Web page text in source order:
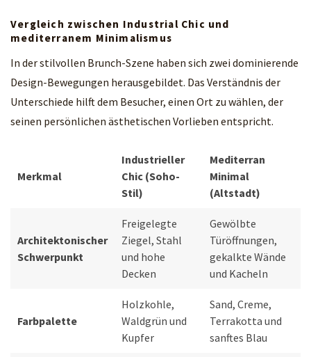
Vergleich zwischen Industrial Chic und
mediterranem Minimalismus
In der stilvollen Brunch-Szene haben sich zwei dominierende
Design-Bewegungen herausgebildet. Das Verständnis der
Unterschiede hilft dem Besucher, einen Ort zu wählen, der
seinen persönlichen ästhetischen Vorlieben entspricht.
Merkmal
Industrieller
Chic (Soho-
Stil)
Mediterran
Minimal
(Altstadt)
Architektonischer
Schwerpunkt
Freigelegte
Ziegel, Stahl
und hohe
Decken
Gewölbte
Türöffnungen,
gekalkte Wände
und Kacheln
Farbpalette
Holzkohle,
Waldgrün und
Kupfer
Sand, Creme,
Terrakotta und
sanftes Blau